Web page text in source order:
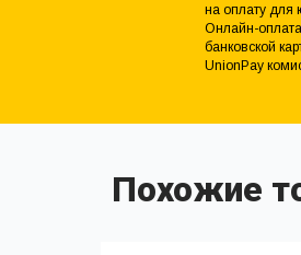
на оплату для
Онлайн-
банковской
UnionPay
Похожие